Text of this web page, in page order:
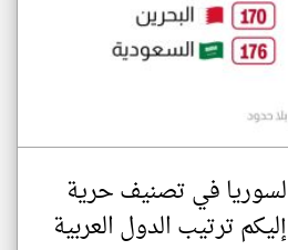
لسوريا في تصنيف حرية
ترتيب الدول العربية